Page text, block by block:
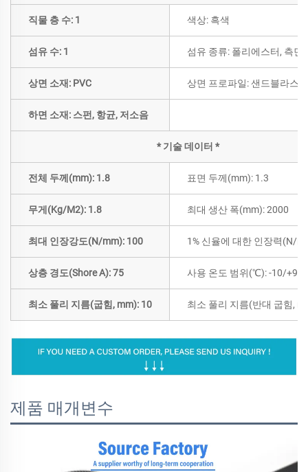
직물 층 수: 1 색상: 흑색
섬유 수: 1 섬유 종류: 폴리에스터, 측면
상면 소재: PVC 상면 프로파일: 샌드블라스
하면 소재: 스펀, 항균, 저소음
* 기술 데이터 *
전체 두께(mm): 1.8 표면 두께(mm): 1.3
무게(Kg/M2): 1.8 최대 생산 폭(mm): 2000
최대 인장강도(N/mm): 100 1% 신율에 대한 인장력(N/
상층 경도(Shore A): 75 사용 온도 범위(℃): -10/+90
최소 풀리 지름(굽힘, mm): 10 최소 풀리 지름(반대 굽힘,
제품 매개변수